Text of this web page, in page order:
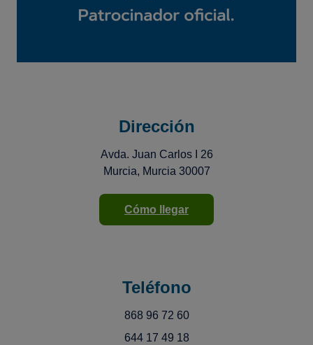
Dirección
Avda. Juan Carlos I 26
Murcia, Murcia 30007
Cómo llegar
Teléfono
868 96 72 60
644 17 49 18